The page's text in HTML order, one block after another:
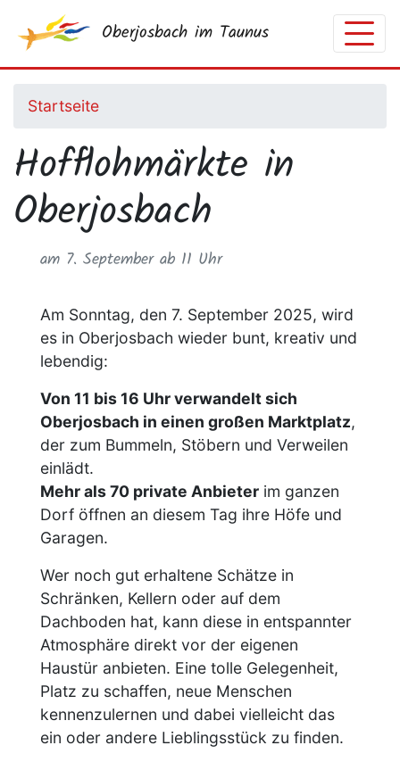
zum
Oberjosbach im Taunus
Startseite
Hofflohmärkte in
Oberjosbach
am 7. September ab 11 Uhr
Am Sonntag, den 7. September 2025, wird
es in Oberjosbach wieder bunt, kreativ und
lebendig:
Von 11 bis 16 Uhr verwandelt sich
Oberjosbach in einen großen Marktplatz,
der zum Bummeln, Stöbern und Verweilen
einlädt.
Mehr als 70 private Anbieter im ganzen
Dorf öffnen an diesem Tag ihre Höfe und
Garagen.
Wer noch gut erhaltene Schätze in
Schränken, Kellern oder auf dem
Dachboden hat, kann diese in entspannter
Atmosphäre direkt vor der eigenen
Haustür anbieten. Eine tolle Gelegenheit,
Platz zu schaffen, neue Menschen
kennenzulernen und dabei vielleicht das
ein oder andere Lieblingsstück zu finden.